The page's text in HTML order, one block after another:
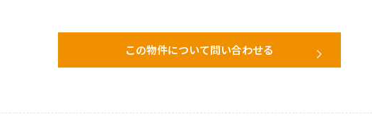
この物件について問い合わせる